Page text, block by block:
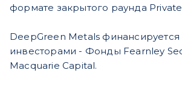
формате закрытого раунда Private
DeepGreen Metals
инвесторами - Фонды Fearnley
Macquarie Capital.